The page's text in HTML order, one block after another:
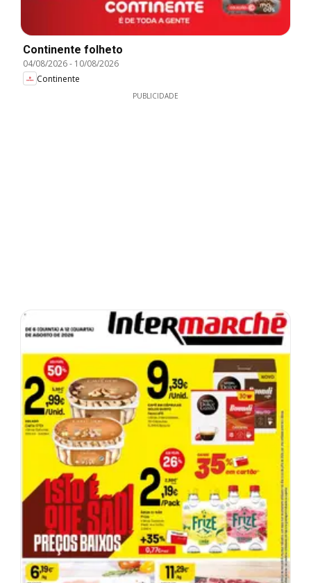
Continente folheto
04/08/2026- 10/08/2026
Continente
PUBLICIDADE